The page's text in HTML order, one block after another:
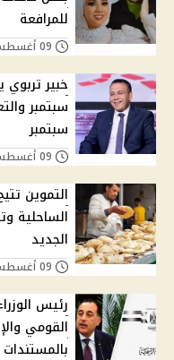
للمرافعة
سبتمبر
التموين
الساحلية
الجديد
رئيس
القومي
بالمستندات